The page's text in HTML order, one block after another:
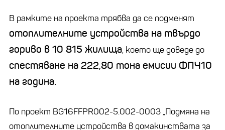
В рамките на проекта трябва да се подменят
отоплителните устройства на твърдо
гориво в 10 815 жилища, което ще доведе до
спестяване на 222,80 тона емисии ФПЧ10
на година.
По проект BG16FFPR002-5.002-0003 „Подмяна на
отоплителните устройства в домакинствата за